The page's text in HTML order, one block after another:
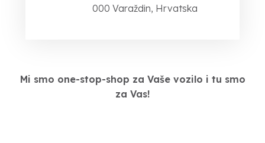
000 Varaždin, Hrvatska
Mi smo one-stop-shop za Vaše vozilo i tu smo
za Vas!